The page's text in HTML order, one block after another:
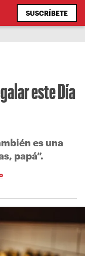
SUSCRÍBETE
este Día
es una
papá”.